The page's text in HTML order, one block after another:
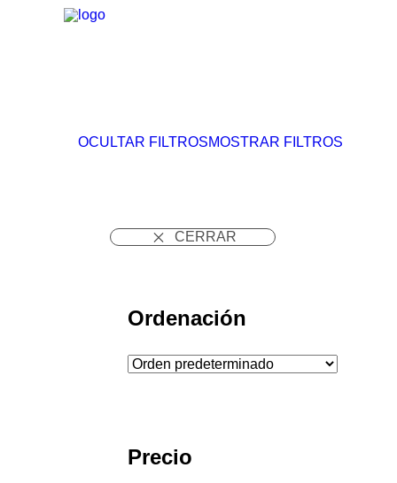
OCULTAR FILTROSMOSTRAR FILTROS
CERRAR
Ordenación
Precio